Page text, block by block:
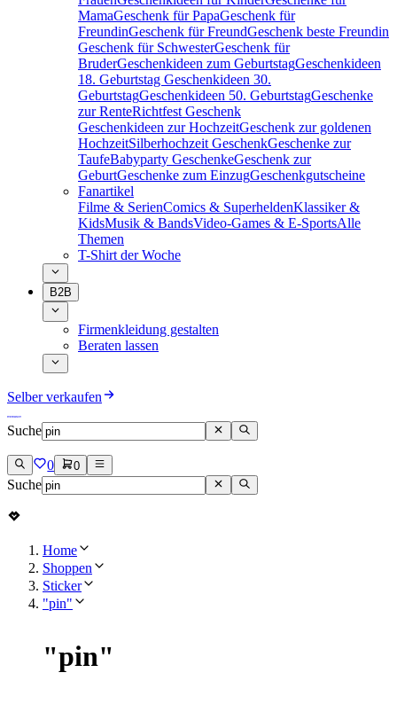
MamaGeschenk für PapaGeschenk für
FreundinGeschenk für FreundGeschenk beste Freundin
Geschenk für SchwesterGeschenk für
BruderGeschenkideen zum GeburtstagGeschenkideen
18. Geburtstag Geschenkideen 30.
GeburtstagGeschenkideen 50. GeburtstagGeschenke
zur RenteRichtfest Geschenk
Geschenkideen zur HochzeitGeschenk zur goldenen
HochzeitSilberhochzeit GeschenkGeschenke zur
TaufeBabyparty GeschenkeGeschenk zur
GeburtGeschenke zum EinzugGeschenkgutscheine
Fanartikel
Filme & SerienComics & SuperheldenKlassiker &
KidsMusik & BandsVideo-Games & E-SportsAlle
Themen
T-Shirt der Woche
B2B
Firmenkleidung gestalten
Beraten lassen
Selber verkaufen
Suche
0 0
Suche
Home
Shoppen
Sticker
"pin"
"pin"